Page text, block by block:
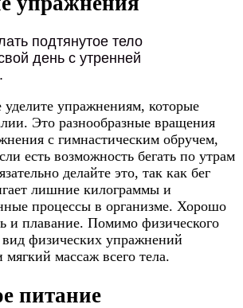
подтянутое тело
день с утренней
упражнениям, которые
Это разнообразные вращения
с гимнастическим обручем,
есть возможность бегать по утрам
делайте это, так как бег
лишние килограммы и
процессы в организме. Хорошо
и плавание. Помимо физического
вид физических упражнений
массаж всего тела.
питание